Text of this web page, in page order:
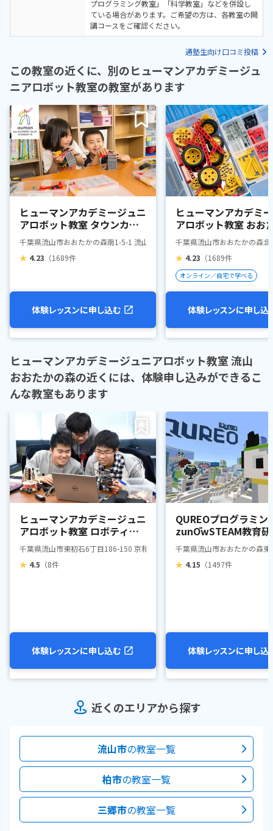
プログラミング教室」「科学教室」などを併設し
ている場合があります。ご希望の方は、各教室の開
講コースをご確認ください。
通塾生向け口コミ投稿
この教室の近くに、別のヒューマンアカデミージュ
ニアロボット教室の教室があります
ヒューマンアカデミージュニ
アロボット教室 タウンカレ
ッジ 流山おおたかの森S・C
教室
千葉県流山市おおたかの森南1-5-1 流山おおたかの森S・C本館3階
★ 4.23 （1689件
体験レッスンに申し込む
ヒューマンアカデミ
アロボット教室 おお
森駅前
千葉県流山市おおたかの森
★ 4.23 （1689件
オンライン／自宅で学べる
体験レッスンに申し込
ヒューマンアカデミージュニアロボット教室 流山
おおたかの森の近くには、体験申し込みができるこ
んな教室もあります
ヒューマンアカデミージュニ
アロボット教室 ロボティク
スプロフェッサーコース 流
山おおたかの森
千葉県流山市東初石6丁目186-150 京和ガスおおたかの森ビル 4F
★ 4.5 （8件
体験レッスンに申し込む
QUREOプログラミン
zunŌwSTEAM教育
山おおたかの森校
千葉県流山市おおたかの森
★ 4.15 （1497件
体験レッスンに申し込
近くのエリアから探す
流山市の教室一覧
柏市の教室一覧
三郷市の教室一覧